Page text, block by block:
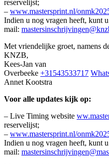
reservelijst;
– www.mastersprint.nl/
Indien u nog vragen heeft, kunt
mail:
Met vriendelijke groet, namens
KNZB,
Kees-Jan van
Overbeeke +31543533717
Annet Kootstra
Voor alle updates kijk op:
– Live Timing website
reservelijst;
– www.mastersprint.nl/
Indien u nog vragen heeft, kunt
mail: